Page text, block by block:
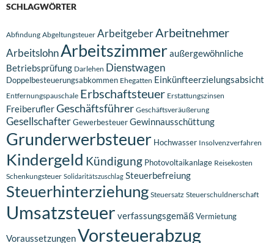
SCHLAGWÖRTER
Abfindung Abgeltungsteuer ArbeitgeberArbeitnehmer
ArbeitslohnArbeitszimmeraußergewöhnliche
Betriebsprüfung Darlehen Dienstwagen
Doppelbesteuerungsabkommen Ehegatten Einkünfteerzielungsabsicht
Entfernungspauschale Erbschaftsteuer Erstattungszinsen
FreiberuflerGeschäftsführer Geschäftsveräußerung
GesellschafterGewerbesteuerGewinnausschüttung
Grunderwerbsteuer Hochwasser Insolvenzverfahren
Kindergeld Kündigung Photovoltaikanlage Reisekosten
Schenkungsteuer Solidaritätszuschlag Steuerbefreiung
Steuerhinterziehung Steuersatz Steuerschuldnerschaft
Umsatzsteuer verfassungsgemäßVermietung
VoraussetzungenVorsteuerabzug